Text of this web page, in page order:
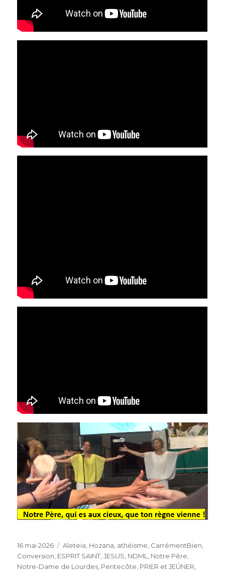
Publié
le
16 mai 2026 Catégories
Aleteia, Hozana athéisme CarrémentBien
Conversion ESPRIT SAINT ,JESUS NDML Notre Père
Notre-Dame de Lourdes Pentecôte PRIER et JEÛNER